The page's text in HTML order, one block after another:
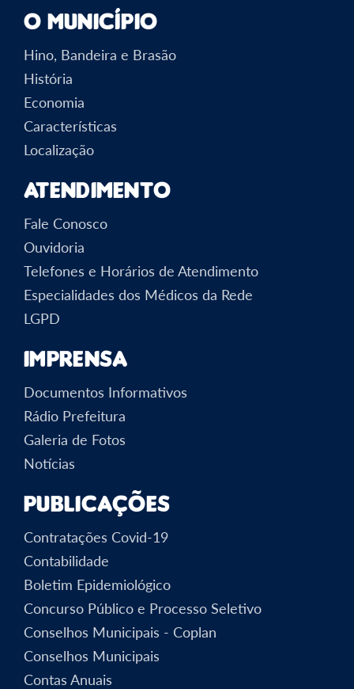
O Município
Hino, Bandeira e Brasão
História
Economia
Características
Localização
Atendimento
Fale Conosco
Ouvidoria
Telefones e Horários de Atendimento
Especialidades dos Médicos da Rede
LGPD
Imprensa
Documentos Informativos
Rádio Prefeitura
Galeria de Fotos
Notícias
Publicações
Contratações Covid-19
Contabilidade
Boletim Epidemiológico
Concurso Público e Processo Seletivo
Conselhos Municipais - Coplan
Conselhos Municipais
Contas Anuais